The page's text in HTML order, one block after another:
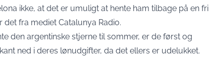
ikke, at det er umuligt at hente ham tilbage på en fri
fra mediet Catalunya Radio.
den argentinske stjerne til sommer, er de først og
ned i deres lønudgifter, da det ellers er udelukket.